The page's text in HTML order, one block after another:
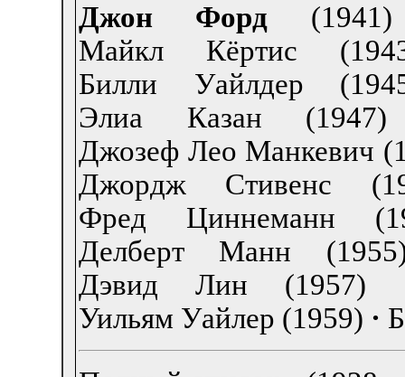
Джон Форд (1941)
Майкл Кёртис
Билли Уайлдер
Элиа Казан (1947)
Джозеф Лео Манкевич
Джордж Стивенс
Фред Циннеманн
Делберт Манн
Дэвид Лин (1957)
Уильям Уайлер (1959) ·